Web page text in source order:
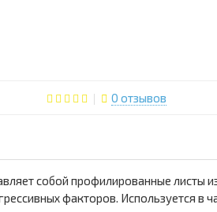
0 отзывов
собой профилированные листы
факторов. Используется в